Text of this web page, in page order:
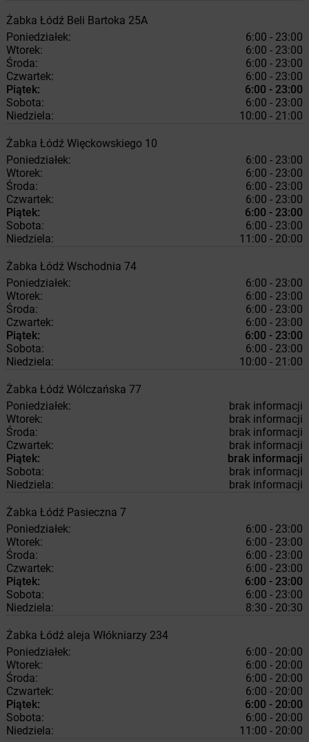
Żabka Łódź Beli Bartoka 25A
Poniedziałek:
6:00 - 23:00
Wtorek:
6:00 - 23:00
Środa:
6:00 - 23:00
Czwartek:
6:00 - 23:00
Piątek:
6:00 - 23:00
Sobota:
6:00 - 23:00
Niedziela:
10:00 - 21:00
Żabka Łódź Więckowskiego 10
Poniedziałek:
6:00 - 23:00
Wtorek:
6:00 - 23:00
Środa:
6:00 - 23:00
Czwartek:
6:00 - 23:00
Piątek:
6:00 - 23:00
Sobota:
6:00 - 23:00
Niedziela:
11:00 - 20:00
Żabka Łódź Wschodnia 74
Poniedziałek:
6:00 - 23:00
Wtorek:
6:00 - 23:00
Środa:
6:00 - 23:00
Czwartek:
6:00 - 23:00
Piątek:
6:00 - 23:00
Sobota:
6:00 - 23:00
Niedziela:
10:00 - 21:00
Żabka Łódź Wólczańska 77
Poniedziałek:
brak informacji
Wtorek:
brak informacji
Środa:
brak informacji
Czwartek:
brak informacji
Piątek:
brak informacji
Sobota:
brak informacji
Niedziela:
brak informacji
Żabka Łódź Pasieczna 7
Poniedziałek:
6:00 - 23:00
Wtorek:
6:00 - 23:00
Środa:
6:00 - 23:00
Czwartek:
6:00 - 23:00
Piątek:
6:00 - 23:00
Sobota:
6:00 - 23:00
Niedziela:
8:30 - 20:30
Żabka Łódź aleja Włókniarzy 234
Poniedziałek:
6:00 - 20:00
Wtorek:
6:00 - 20:00
Środa:
6:00 - 20:00
Czwartek:
6:00 - 20:00
Piątek:
6:00 - 20:00
Sobota:
6:00 - 20:00
Niedziela:
11:00 - 20:00